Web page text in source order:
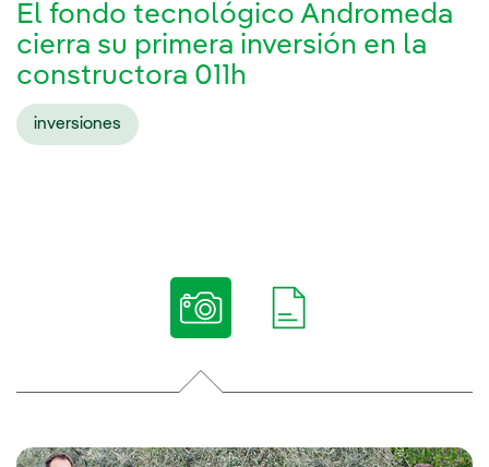
El fondo tecnológico Andromeda
cierra su primera inversión en la
constructora 011h
inversiones